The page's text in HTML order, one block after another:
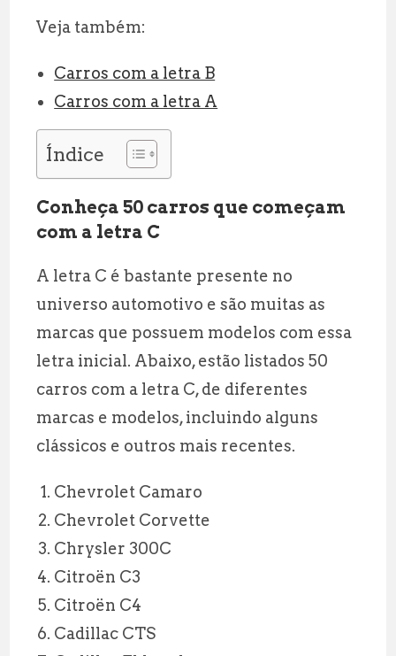
Veja também:
Carros com a letra B
Carros com a letra A
Índice
Conheça 50 carros que começam
com a letra C
A letra C é bastante presente no
universo automotivo e são muitas as
marcas que possuem modelos com essa
letra inicial. Abaixo, estão listados 50
carros com a letra C, de diferentes
marcas e modelos, incluindo alguns
clássicos e outros mais recentes.
Chevrolet Camaro
Chevrolet Corvette
Chrysler 300C
Citroën C3
Citroën C4
Cadillac CTS